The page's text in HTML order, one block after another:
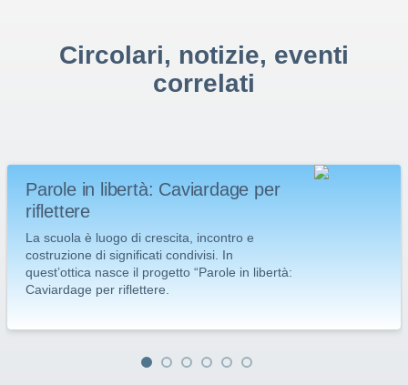
Circolari, notizie, eventi
correlati
Parole in libertà: Caviardage per
riflettere
La scuola è luogo di crescita, incontro e
costruzione di significati condivisi. In
quest’ottica nasce il progetto “Parole in libertà:
Caviardage per riflettere.